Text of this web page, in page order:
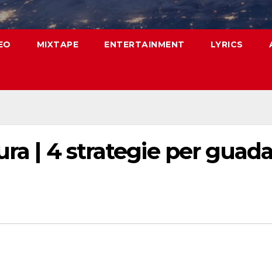
MIXTAPE ENTERTAINMENT LYRICS
| 4 strategie per